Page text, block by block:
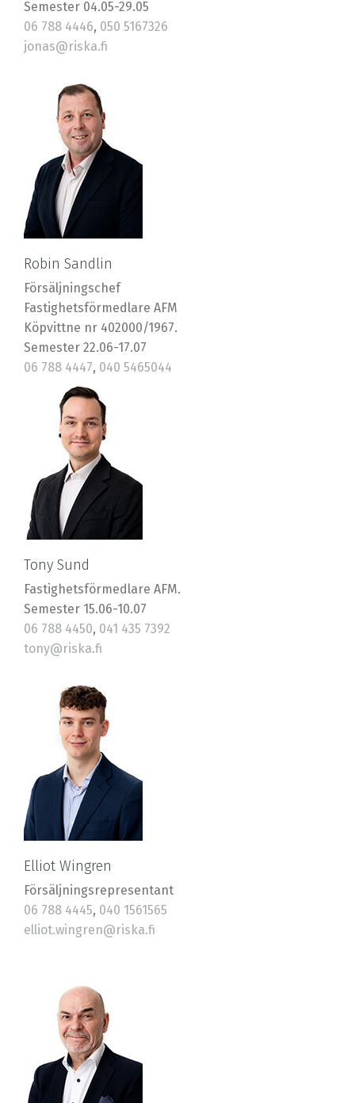
Semester 04.05-29.05
06 788 4446, 050 5167326
jonas@riska.fi
Robin Sandlin
Försäljningschef
Fastighetsförmedlare AFM
Köpvittne nr 402000/1967.
Semester 22.06-17.07
06 788 4447, 040 5465044
robin@riska.fi
Tony Sund
Fastighetsförmedlare AFM.
Semester 15.06-10.07
06 788 4450, 041 435 7392
tony@riska.fi
Elliot Wingren
Försäljningsrepresentant
06 788 4445, 040 1561565
elliot.wingren@riska.fi